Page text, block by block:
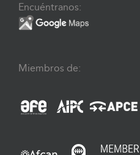
Encuéntranos:
Miembros de: